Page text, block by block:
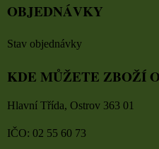
OBJEDNÁVKY
Stav objednávky
KDE MŮŽETE ZBOŽÍ
Hlavní Třída, Ostrov 363 01
IČO: 02 55 60 73